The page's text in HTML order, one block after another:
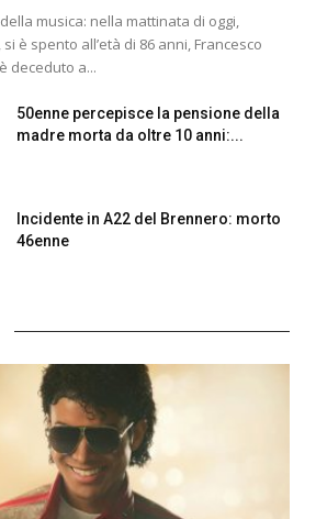
musica: nella mattinata di oggi,
è spento all’età di 86 anni, Francesco
deceduto a...
50enne percepisce la pensione della
madre morta da oltre 10 anni:...
Incidente in A22 del Brennero: morto
46enne